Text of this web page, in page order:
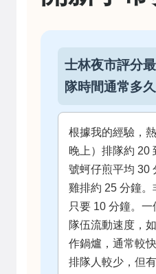
士林夜市評分
隊時間通常多
根據我的經驗，
晚上）排隊約 20
號蚵仔煎平均 30
雞排約 25 分鐘
只要 10 分鐘。
隊伍流動速度，
作鍋爐，通常較
排隊人較少，但